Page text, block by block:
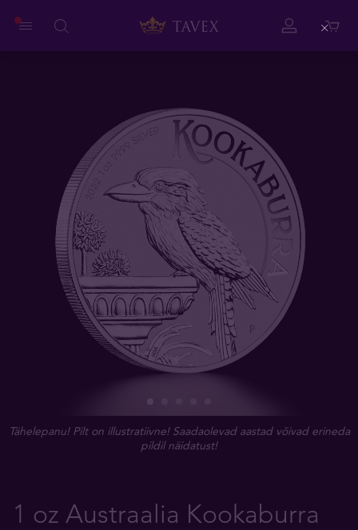
Tähelepanu! Pilt on illustratiivne! Saadaolevad aastad võivad erineda
pildil näidatust!
1 oz Austraalia Kookaburra
Close